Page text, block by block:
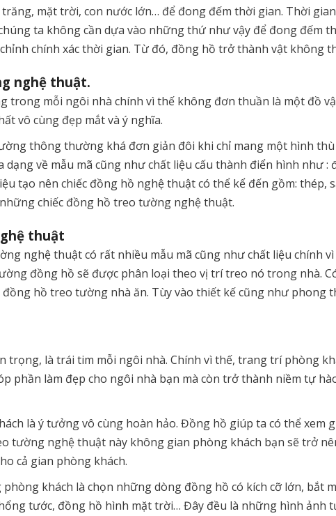
mặt trời, con nước lớn… để đong đếm thời gian. Thời
ta không cần dựa vào những thứ như vậy để đong đếm
chính xác thời gian. Từ đó, đồng hồ trở thành vật không
nghệ thuật.
trong mỗi ngôi nhà chính vì thế không đơn thuần là một đồ
vô cùng đẹp mắt và ý nghĩa.
thông thường khá đơn giản đôi khi chỉ mang một hình
về mẫu mã cũng như chất liệu cấu thành điển hình như
tạo nên chiếc đồng hồ nghệ thuật có thể kể đến gồm:
chiếc đồng hồ treo tường nghệ thuật.
thuật
nghệ thuật có rất nhiều mẫu mã cũng như chất liệu chính
đồng hồ sẽ được phân loại theo vị trí treo nó trong nhà.
hồ treo tường nhà ăn. Tùy vào thiết kế cũng như phong
trọng, là trái tim mỗi ngôi nhà. Chính vì thế, trang trí phòng
phần làm đẹp cho ngôi nhà bạn mà còn trở thành niềm tự
là ý tưởng vô cùng hoàn hảo. Đồng hồ giúp ta có thể xem
tường nghệ thuật này không gian phòng khách bạn sẽ trở
cả gian phòng khách.
khách là chọn những dòng đồng hồ có kích cỡ lớn, bắt
tước, đồng hồ hình mặt trời… Đây đều là những hình ảnh